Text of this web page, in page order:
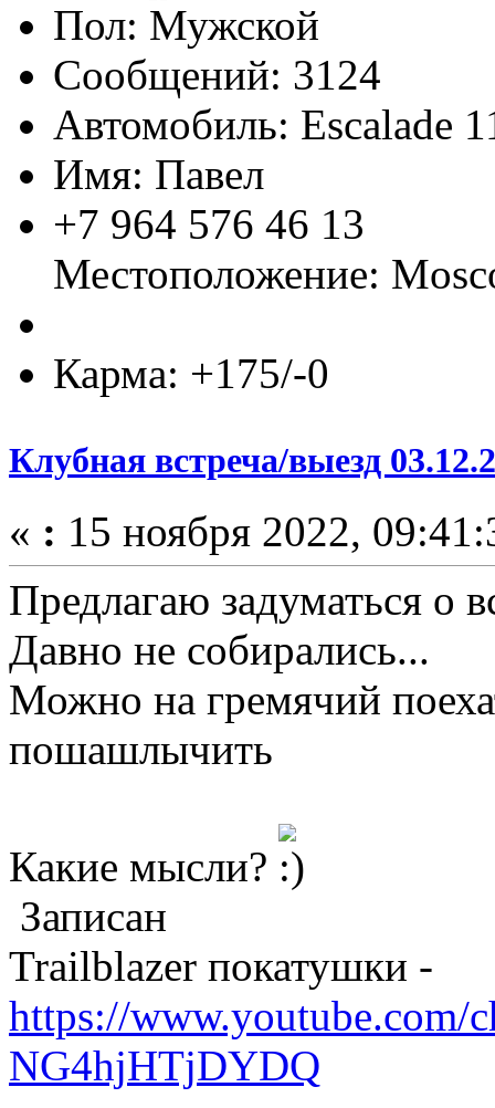
Пол:
Сообщений: 3124
Автомобиль: Escalade
Имя: Павел
+7 964 576 46 13
Местоположение:
Карма: +175/-0
Клубная встреча/выезд
« : 15 ноября 2022,
Предлагаю задуматься о
Давно не собирались...
Можно на гремячий
пошашлычить
Какие мысли?
Записан
Trailblazer покатушки -
https://
NG4hjHTjDYDQ